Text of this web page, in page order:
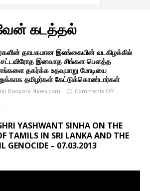
கடத்தல்
தாயகமான இலங்கையின் வடகிழக்கில்
இனவாத சிங்கள பௌத்த
தகர்க்க உதவுமாறு மோடியை
தமிழர்கள் கேட்டுக்கொண்டார்கள்
Diaspora News.com Comments Off
YASHWANT SINHA ON THE
TAMILS IN SRI LANKA AND THE
GENOCIDE – 07.03.2013